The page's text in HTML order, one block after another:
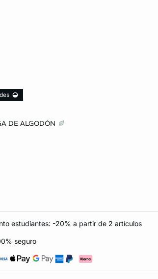
DE ALGODÓN
estudiantes: -20% a partir de 2 artículos
seguro